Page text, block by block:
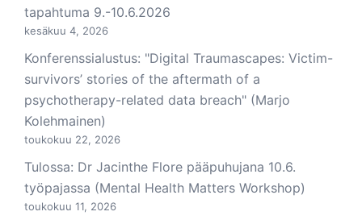
tapahtuma 9.-10.6.2026
kesäkuu 4, 2026
Konferenssialustus: "Digital Traumascapes: Victim-
survivors’ stories of the aftermath of a
psychotherapy-related data breach" (Marjo
Kolehmainen)
toukokuu 22, 2026
Tulossa: Dr Jacinthe Flore pääpuhujana 10.6.
työpajassa (Mental Health Matters Workshop)
toukokuu 11, 2026